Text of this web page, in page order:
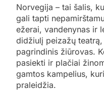
Norvegija – tai šalis,
gali tapti
ežerai, vandenynas ir
didžiulį peizažų
pagrindinis žiūrovas.
pasiekti ir plačiai
gamtos kampelius,
praleidžia.